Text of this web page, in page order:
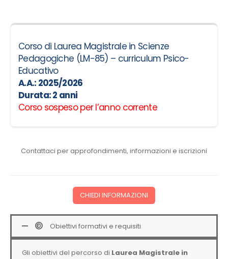
Corso di Laurea Magistrale in Scienze
Pedagogiche (LM-85) – curriculum Psico-
Educativo
A.A.: 2025/2026
Durata:2 anni
Corso sospeso per l’anno corrente
Contattaci per approfondimenti, informazioni e iscrizioni
CHIEDI INFORMAZIONI
Obiettivi formativi e requisiti
Gli obiettivi del percorso di Laurea Magistrale in